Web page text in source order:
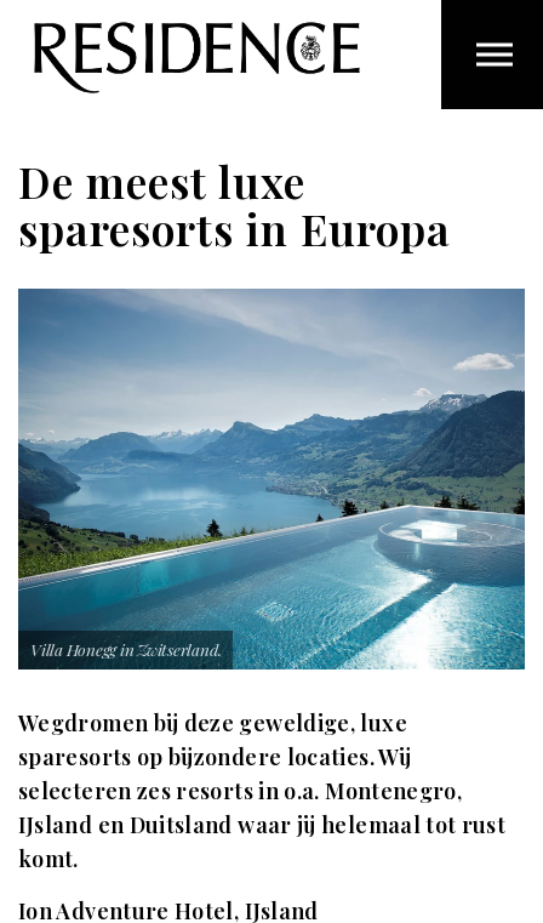
Overslaan en ga direct naar de inhoud
De meest luxe
sparesorts in Europa
Villa Honegg in Zwitserland.
Wegdromen bij deze geweldige, luxe
sparesorts op bijzondere locaties. Wij
selecteren zes resorts in o.a. Montenegro,
IJsland en Duitsland waar jij helemaal tot rust
komt.
Ion Adventure Hotel, IJsland